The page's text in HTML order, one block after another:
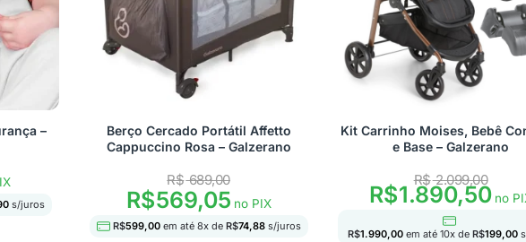
–
s/juros
Berço Cercado Portátil Affetto
Cappuccino Rosa – Galzerano
R$689,00
R$569,05no PIX
R$599,00 em até 8x de R$74,88s/juros
Kit Carrinho Moises, Bebê
e Base – Galzerano
R$2.099,00
R$1.890,50no
R$1.990,00 em até 10x de R$199,00